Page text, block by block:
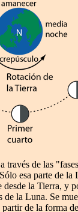
través de las
esa parte de la
la Tierra, y
la Luna. Se
partir de la forma